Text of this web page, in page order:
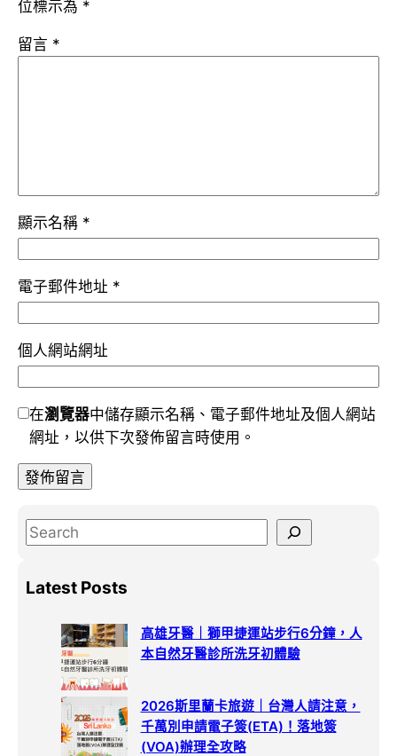
位標示為 *
留言 *
顯示名稱 *
電子郵件地址 *
個人網站網址
在瀏覽器中儲存顯示名稱、電子郵件地址及個人網站
網址，以供下次發佈留言時使用。
S
r
Latest Posts
高雄牙醫｜獅甲捷運站步行6分鐘，人
本自然牙醫診所洗牙初體驗
2026斯里蘭卡旅遊｜台灣人請注意，
千萬別申請電子簽(ETA)！落地簽
(VOA)辦理全攻略